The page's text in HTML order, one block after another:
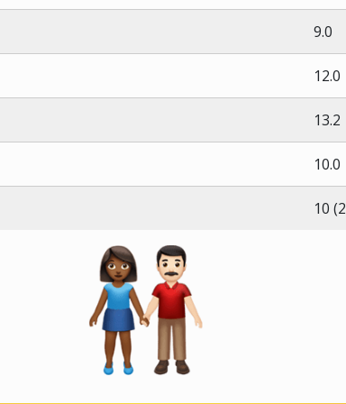
9.0
12.0
13.2
10.0
10